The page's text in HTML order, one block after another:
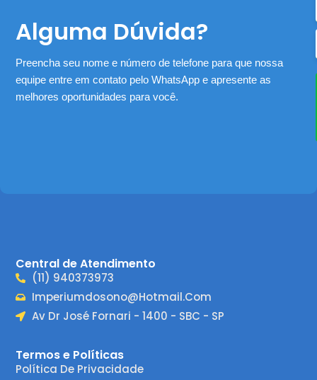
Alguma Dúvida?
Preencha seu nome e número de telefone para que nossa
equipe entre em contato pelo WhatsApp e apresente as
melhores oportunidades para você.
Central de Atendimento
(11) 940373973
Imperiumdosono@hotmail.com
Av Dr José Fornari - 1400 - SBC - SP
Termos e Políticas
Política De Privacidade